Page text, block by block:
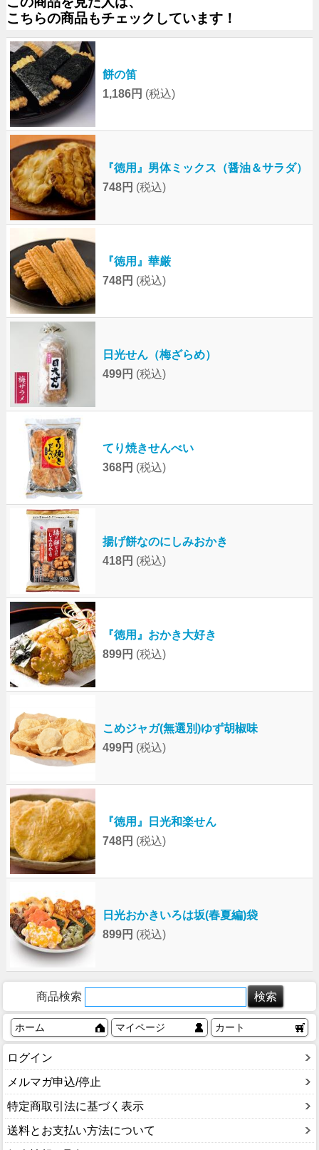
こちらの商品もチェックしています！
餅の笛
1,186円 (税込)
『徳用』男体ミックス（醤油＆サラダ）
748円 (税込)
『徳用』華厳
748円 (税込)
日光せん（梅ざらめ）
499円 (税込)
てり焼きせんべい
368円 (税込)
揚げ餅なのにしみおかき
418円 (税込)
『徳用』おかき大好き
899円 (税込)
こめジャガ(無選別)ゆず胡椒味
499円 (税込)
『徳用』日光和楽せん
748円 (税込)
日光おかきいろは坂(春夏編)袋
899円 (税込)
商品検索
ホーム マイページ カート
ログイン
メルマガ申込/停止
特定商取引法に基づく表示
送料とお支払い方法について